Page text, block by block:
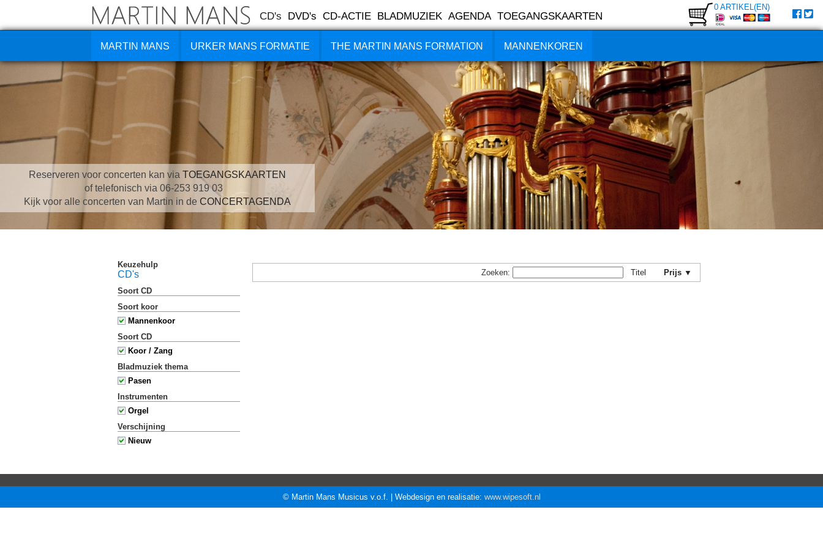
CD's DVD's CD-ACTIE BLADMUZIEK AGENDA TOEGANGSKAARTEN
0 ARTIKEL(EN)
MARTIN MANS URKER MANS FORMATIE THE MARTIN MANS FORMATION MANNENKOREN
Reserveren voor concerten kan via TOEGANGSKAARTEN
of telefonisch via 06-253 919 03
Kijk voor alle concerten van Martin in de CONCERTAGENDA
Keuzehulp
CD's
Soort CD
Soort koor
Mannenkoor
Soort CD
Koor / Zang
Bladmuziek thema
Pasen
Instrumenten
Orgel
Verschijning
Nieuw
Zoeken: Titel Prijs ▼
© Martin Mans Musicus v.o.f. | Webdesign en realisatie: www.wipesoft.nl